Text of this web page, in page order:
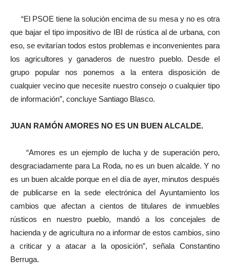
“El PSOE tiene la solución encima de su mesa y no es otra
que bajar el tipo impositivo de IBI de rústica al de urbana, con
eso, se evitarían todos estos problemas e inconvenientes para
los agricultores y ganaderos de nuestro pueblo. Desde el
grupo popular nos ponemos a la entera disposición de
cualquier vecino que necesite nuestro consejo o cualquier tipo
de información”, concluye Santiago Blasco.
JUAN RAMÓN AMORES NO ES UN BUEN ALCALDE.
“Amores es un ejemplo de lucha y de superación pero,
desgraciadamente para La Roda, no es un buen alcalde. Y no
es un buen alcalde porque en el día de ayer, minutos después
de publicarse en la sede electrónica del Ayuntamiento los
cambios que afectan a cientos de titulares de inmuebles
rústicos en nuestro pueblo, mandó a los concejales de
hacienda y de agricultura no a informar de estos cambios, sino
a criticar y a atacar a la oposición”, señala Constantino
Berruga.